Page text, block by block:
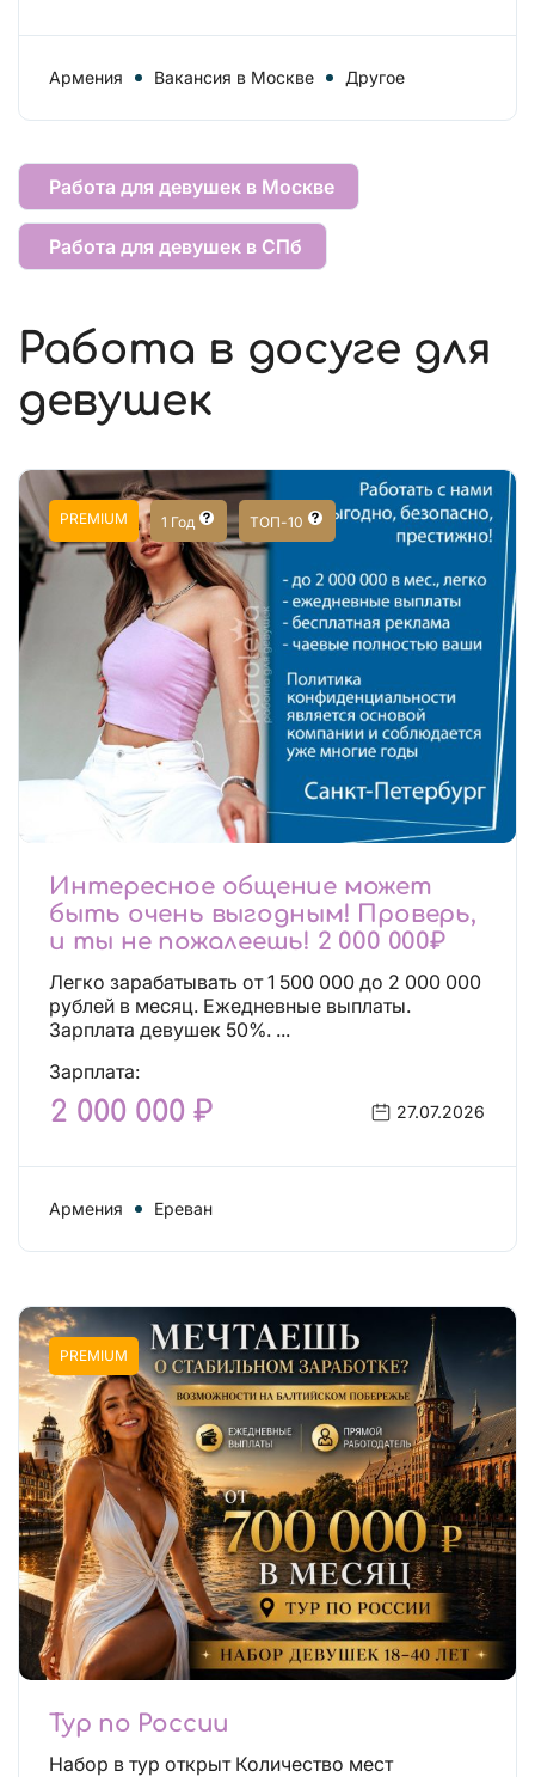
Армения Вакансия в Москве Другое
Работа для девушек в Москве
Работа для девушек в СПб
Работа в досуге для
девушек
PREMIUM 1 Год ТОП-10
Интересное общение может
быть очень выгодным! Проверь,
и ты не пожалеешь! 2 000 000₽
Легко зарабатывать от 1 500 000 до 2 000 000
рублей в месяц. Ежедневные выплаты.
Зарплата девушек 50%. ...
Зарплата:
2 000 000 ₽ 27.07.2026
Армения Ереван
PREMIUM
Тур по России
Набор в тур открыт Количество мест